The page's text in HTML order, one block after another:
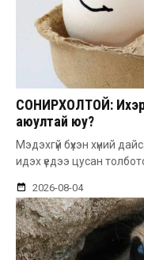
СОНИРХОЛТОЙ: Ихэр
аюултай юу?
Мэдэхгүй бүхэн хүний
идэх үедээ цусан
2026-08-04